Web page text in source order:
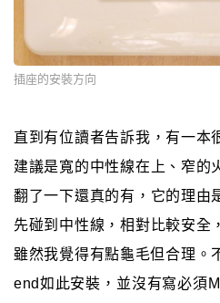
插座的安裝方向
直到有位讀者告訴我，有一本
建議是寬的中性線在上、窄的
翻了一下還真的有，它的理由
先碰到中性線，相對比較安全
雖然我覺得有點龜毛但合理。
end如此安裝，並沒有寫必須